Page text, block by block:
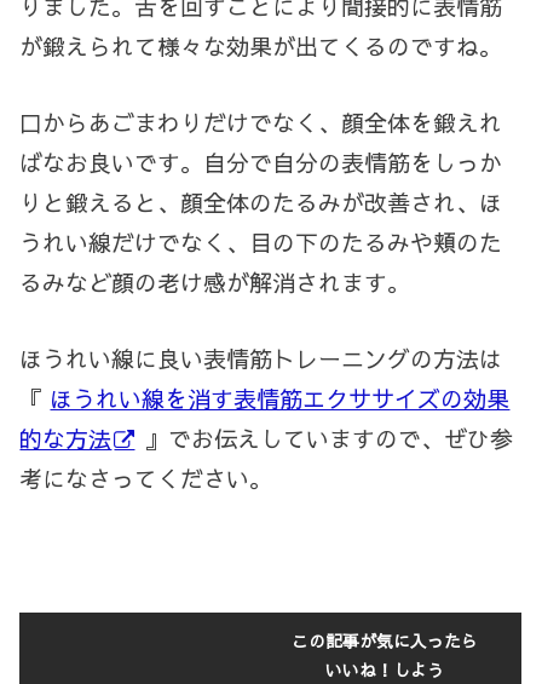
が鍛えられて様々な効果が出てくるのですね。
口からあごまわりだけでなく、顔全体を鍛えれ
ばなお良いです。自分で自分の表情筋をしっか
りと鍛えると、顔全体のたるみが改善され、ほ
うれい線だけでなく、目の下のたるみや頬のた
るみなど顔の老け感が解消されます。
ほうれい線に良い表情筋トレーニングの方法は
『 ほうれい線を消す表情筋エクササイズの効果
的な方法
』でお伝えしていますので、ぜひ参
考になさってください。
この記事が気に入ったら
いいね！しよう